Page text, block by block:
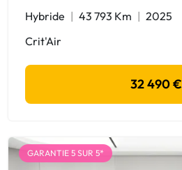
Hybride 43 793 Km
2025
Crit'Air
32 490 €
GARANTIE 5 SUR 5*